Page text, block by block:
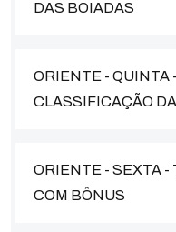
DAS BOIADAS
ORIENTE - QUINTA
CLASSIFICAÇÃO
ORIENTE - SEXTA -
COM BÔNUS